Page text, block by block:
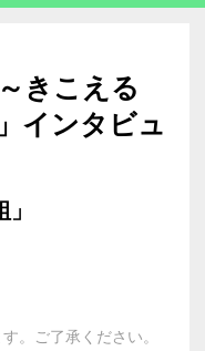
きこえる
インタビュ
。ご了承ください。